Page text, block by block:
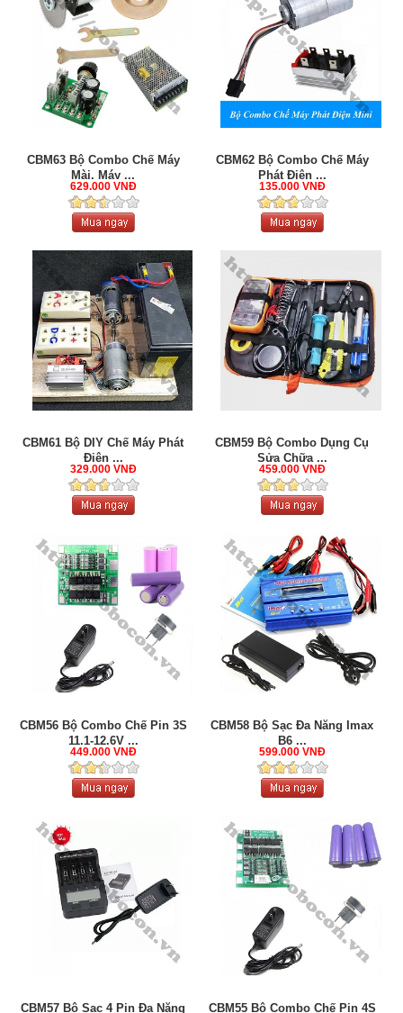
CBM63 Bộ Combo Chế Máy
Mài, Máy ...
629.000 VNĐ
CBM62 Bộ Combo Chế Máy
Phát Điện ...
135.000 VNĐ
CBM61 Bộ DIY Chế Máy Phát
Điện ...
329.000 VNĐ
CBM59 Bộ Combo Dụng Cụ
Sửa Chữa ...
459.000 VNĐ
CBM56 Bộ Combo Chế Pin 3S
11.1-12.6V ...
449.000 VNĐ
CBM58 Bộ Sạc Đa Năng Imax
B6 ...
599.000 VNĐ
CBM57 Bộ Sạc 4 Pin Đa Năng CBM55 Bộ Combo Chế Pin 4S